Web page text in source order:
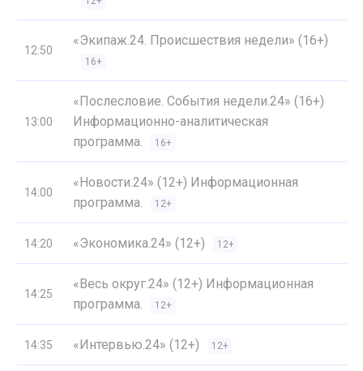
12:50
«Экипаж.24. Происшествия недели» (16+)
16+
13:00
«Послесловие. События недели.24» (16+)
Информационно-аналитическая
программа.
16+
14:00
«Новости.24» (12+) Информационная
программа.
12+
14:20 «Экономика.24» (12+) 12+
14:25
«Весь округ.24» (12+) Информационная
программа.
12+
14:35 «Интервью.24» (12+) 12+